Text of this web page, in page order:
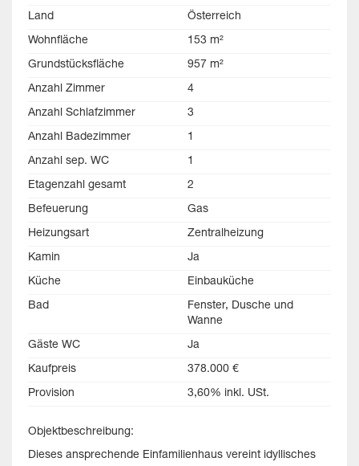
Land Österreich
Wohnfläche 153 m²
Grundstücksfläche 957 m²
Anzahl Zimmer 4
Anzahl Schlafzimmer 3
Anzahl Badezimmer 1
Anzahl sep. WC 1
Etagenzahl gesamt 2
Befeuerung Gas
Heizungsart Zentralheizung
Kamin Ja
Küche Einbauküche
Bad
Fenster, Dusche und
Wanne
Gäste WC Ja
Kaufpreis 378.000 €
Provision 3,60% inkl. USt.
Objektbeschreibung:
Dieses ansprechende Einfamilienhaus vereint idyllisches